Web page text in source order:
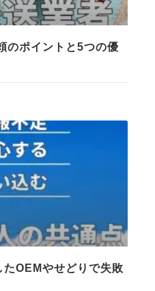
のポイントと5つの優
OEMやせどりで失敗